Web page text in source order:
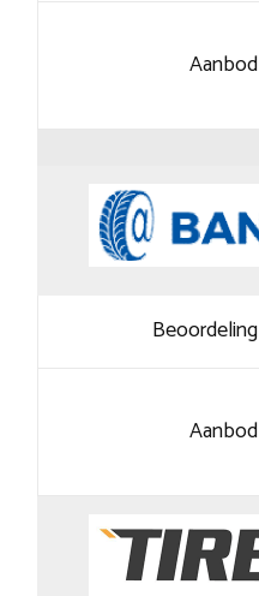
Aanbod
Beoordeling
Aanbod